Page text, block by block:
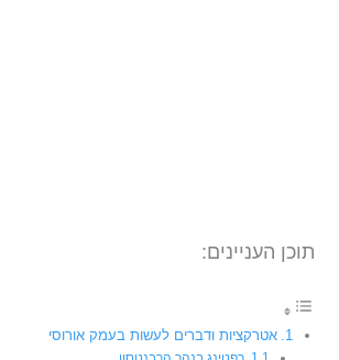
תוכן העניינים:
אטרקציות ודברים לעשות בעמק אורוסי